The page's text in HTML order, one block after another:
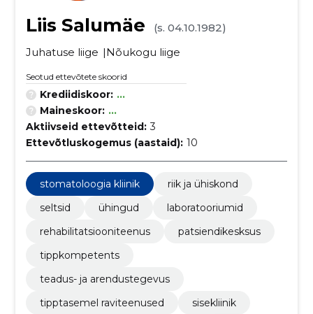
Liis Salumäe
(s. 04.10.1982)
Juhatuse liige
Nõukogu liige
Seotud ettevõtete skoorid
Krediidiskoor: ...
Maineskoor: ...
Aktiivseid ettevõtteid: 3
Ettevõtluskogemus (aastaid): 10
stomatoloogia kliinik
riik ja ühiskond
seltsid
ühingud
laboratooriumid
rehabilitatsiooniteenus
patsiendikesksus
tippkompetents
teadus- ja arendustegevus
tipptasemel raviteenused
sisekliinik